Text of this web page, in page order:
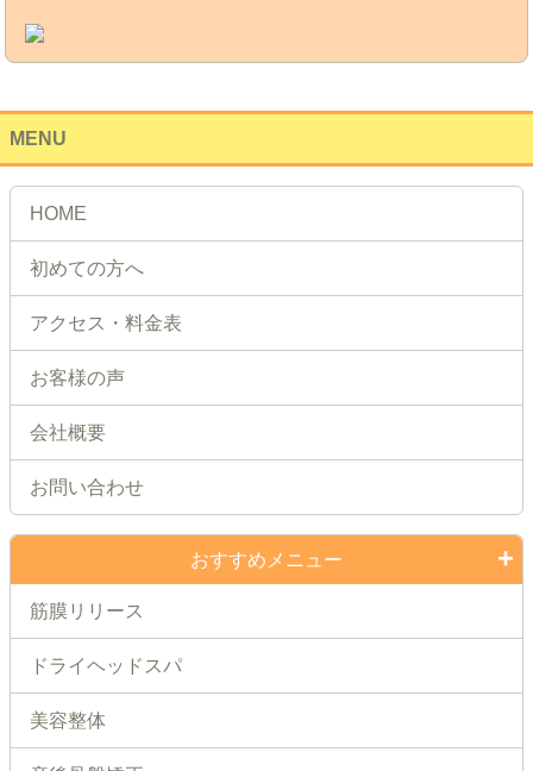
MENU
HOME
初めての方へ
アクセス・料金表
お客様の声
会社概要
お問い合わせ
おすすめメニュー
筋膜リリース
ドライヘッドスパ
美容整体